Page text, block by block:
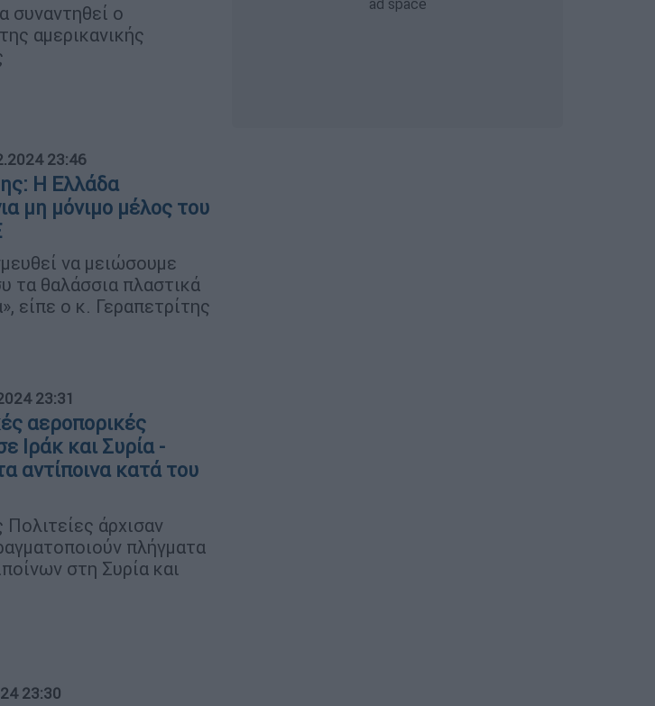
συναντηθεί ο
αμερικανικής
23:46
H Ελλάδα
μη μόνιμο μέλος του
να μειώσουμε
τα θαλάσσια πλαστικά
είπε ο κ. Γεραπετρίτης
23:31
αεροπορικές
Ιράκ και Συρία -
αντίποινα κατά του
άρχισαν
πλήγματα
στη Συρία και
23:30